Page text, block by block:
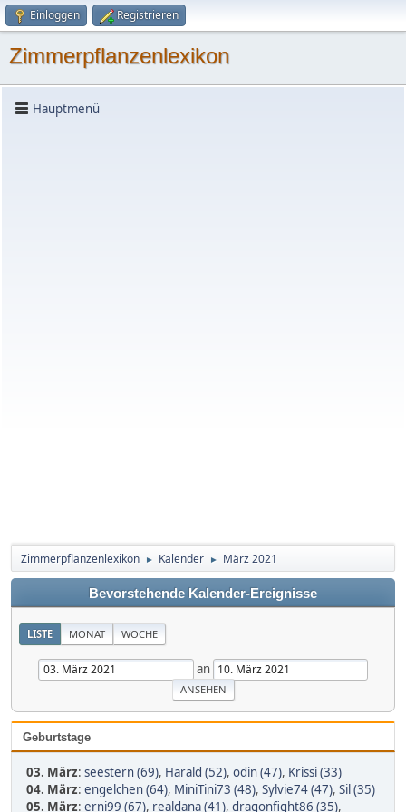
Einloggen Registrieren
Zimmerpflanzenlexikon
Hauptmenü
Zimmerpflanzenlexikon ► Kalender ► März 2021
Bevorstehende Kalender-Ereignisse
LISTE MONAT WOCHE
an
Geburtstage
03. März: seestern (69), Harald (52), odin (47), Krissi (33)
04. März: engelchen (64), MiniTini73 (48), Sylvie74 (47), Sil (35)
05. März: erni99 (67), realdana (41), dragonfight86 (35),